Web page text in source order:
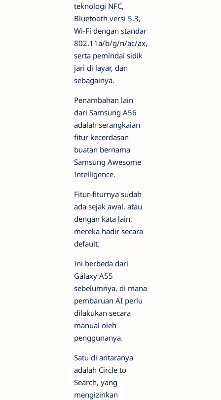
teknologi NFC,
Bluetooth versi 5.3,
Wi-Fi dengan standar
802.11a/b/g/n/ac/ax,
serta pemindai sidik
jari di layar, dan
sebagainya.
Penambahan lain
dari Samsung A56
adalah serangkaian
fitur kecerdasan
buatan bernama
Samsung Awesome
Intelligence.
Fitur-fiturnya sudah
ada sejak awal, atau
dengan kata lain,
mereka hadir secara
default.
Ini berbeda dari
Galaxy A55
sebelumnya, di mana
pembaruan AI perlu
dilakukan secara
manual oleh
penggunanya.
Satu di antaranya
adalah Circle to
Search, yang
mengizinkan